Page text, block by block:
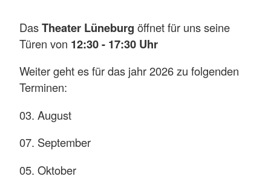
DasTheater Lüneburg öffnet für uns seine
Türen von 12:30 - 17:30 Uhr
Weiter geht es für das jahr 2026 zu folgenden
Terminen:
03. August
07. September
05. Oktober